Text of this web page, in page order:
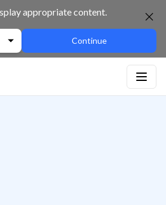
appropriate content.
Continue